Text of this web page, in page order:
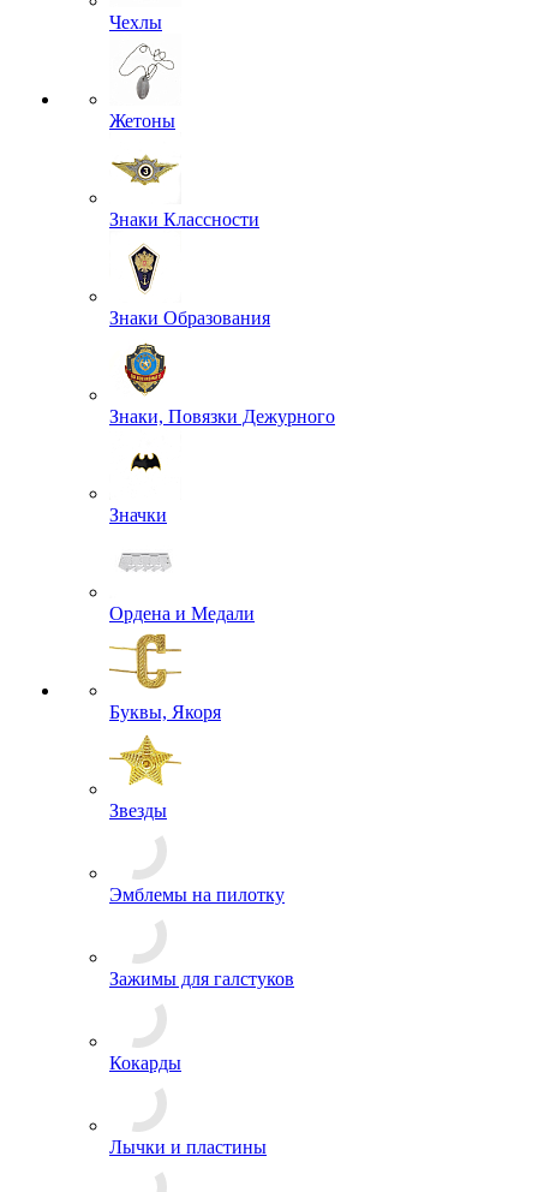
Чехлы
Жетоны
Знаки Классности
Знаки Образования
Ордена и Медали
Буквы, Якоря
Звезды
Эмблемы на пилотку
Зажимы для галстуков
Кокарды